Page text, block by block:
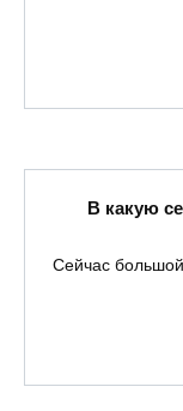
В какую
Сейчас